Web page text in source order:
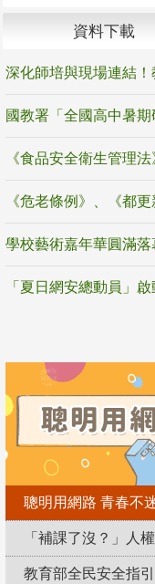
資料下載
《食品安全衛生管理
《危老條例》、《都
「夏日網安總動員」
聰明用網路 青春不
「補課了沒？」人
教育部全民安全指